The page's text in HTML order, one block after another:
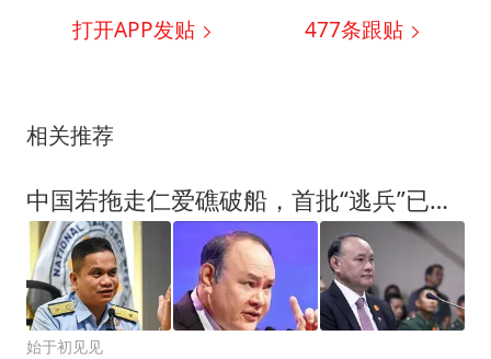
打开APP发贴 477条跟贴
相关推荐
中国若拖走仁爱礁破船，首批“逃兵”已锁定，菲防长瞬间哑火！
始于初见见